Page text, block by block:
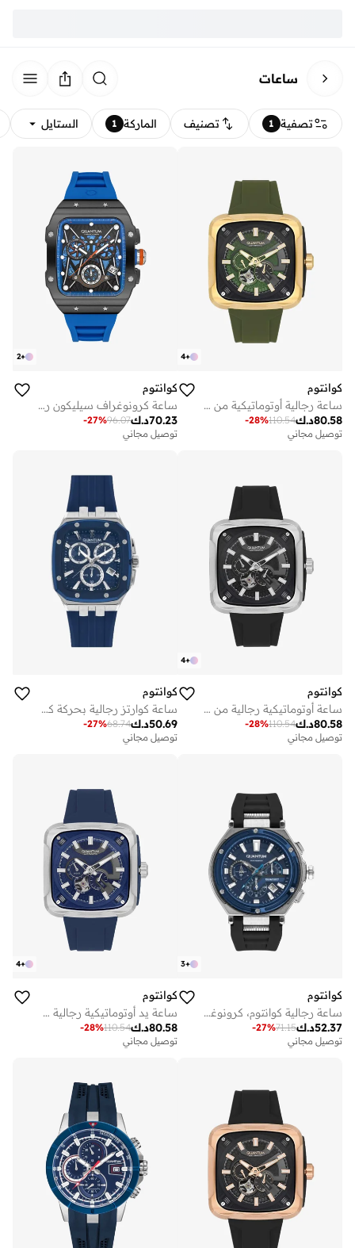
ساعات
تصفية 1 تصنيف الماركة 1 الستايل
+
4
كوانتوم
ساعة رجالية أوتوماتيكية من السيليكون . - مم
د.ك80.58
110.54
-28%
توصيل مجاني
+
2
كوانتوم
ساعة كرونوغراف سيليكون رجالية . - مم
د.ك70.23
96.07
-27%
توصيل مجاني
+
4
كوانتوم
ساعة أوتوماتيكية رجالية من السيليكون . - مم
د.ك80.58
110.54
-28%
توصيل مجاني
كوانتوم
ساعة كوارتز رجالية بحركة كرونوغراف وسوار سيليكون - أزرق
د.ك50.69
68.74
-27%
توصيل مجاني
+
3
كوانتوم
ساعة رجالية كوانتوم، كرونوغراف بحزام سيليكون - أسود
د.ك52.37
71.15
-27%
توصيل مجاني
+
4
كوانتوم
ساعة يد أوتوماتيكية رجالية من السيليكون
د.ك80.58
110.54
-28%
توصيل مجاني